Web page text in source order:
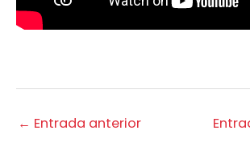
← Entrada anterior